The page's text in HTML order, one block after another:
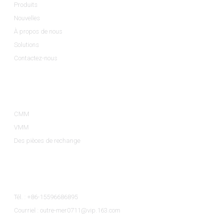
Produits
Nouvelles
À propos de nous
Solutions
Contactez-nous
CMM
VMM
Des pièces de rechange
Tél. : +86-15596686895
Courriel : outre-mer0711@vip.163.com